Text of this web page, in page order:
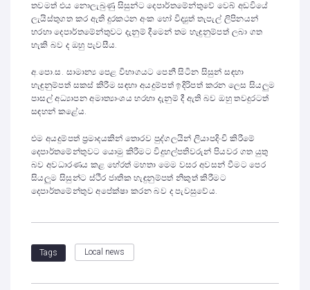
තවමත් එය නොලැබුණු සිසුන්ට දෙපාර්තමේන්තුවේ වෙබ් අඩවියේ
ලැයිස්තුගත කර ඇති දුරකථන අංක හෝ විද්‍යුත් තැපැල් ලිපිනයන්
හරහා දෙපාර්තමේන්තුවට දැනුම් දීමෙන් තම හැඳුනුම්පත් ලබා ගත
හැකි බව ද ඔහු පැවසීය.
අ.පො.ස. සාමාන්‍ය පෙළ විභාගයට පෙනී සිටින සිසුන් සඳහා
හැඳුනුම්පත් සකස් කිරීම සඳහා අයදුම්පත් ඉදිරිපත් කරන ලෙස සියලුම
පාසල් අධ්‍යාපන අමාත්‍යාංශය හරහා දැනුම් දී ඇති බව ඔහු තවදුරටත්
සඳහන් කළේය.
එම අයදුම්පත් ප්‍රමාදයකින් තොරව පුද්ගලයින් ලියාපදිංචි කිරීමේ
දෙපාර්තමේන්තුවට යොමු කිරීමට විදුහල්පතිවරුන් පියවර ගත යුතු
බව අවධාරණය කළ හේරත් මහතා මෙම වසර අවසන් වීමට පෙර
සියලුම සිසුන්ට ස්ථිර ජාතික හැඳුනුම්පත් නිකුත් කිරීමට
දෙපාර්තමේන්තුව අපේක්ෂා කරන බව ද පැවසුවේය.
Tags Local news